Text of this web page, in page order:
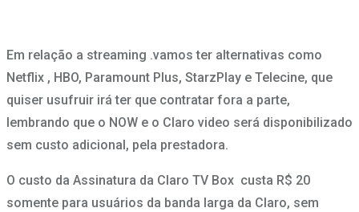
Em relação a streaming .vamos ter alternativas como
Netflix , HBO, Paramount Plus, StarzPlay e Telecine, que
quiser usufruir irá ter que contratar fora a parte,
lembrando que o NOW e o Claro video será disponibilizado
sem custo adicional, pela prestadora.
O custo da Assinatura da Claro TV Box custa R$ 20
somente para usuários da banda larga da Claro, sem